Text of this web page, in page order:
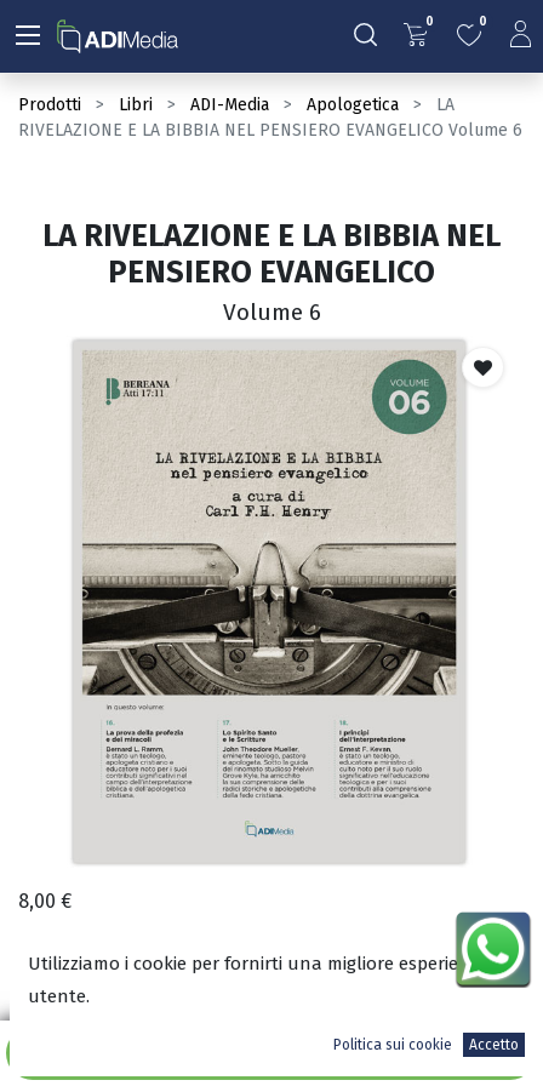
0 0
Prodotti Libri ADI-Media Apologetica
LA
RIVELAZIONE E LA BIBBIA NEL PENSIERO EVANGELICO Volume 6
Aggiungi al carrello
LA RIVELAZIONE E LA BIBBIA NEL
PENSIERO EVANGELICO
Volume 6
8,00 €
Utilizziamo i cookie per fornirti una migliore esperienza
utente.
Politica sui cookie Accetto